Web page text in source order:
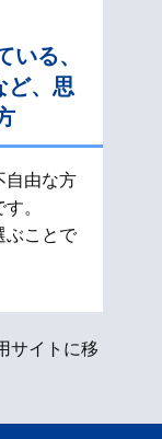
る、
ど、思
自由な方
。
ぶことで
サイトに移